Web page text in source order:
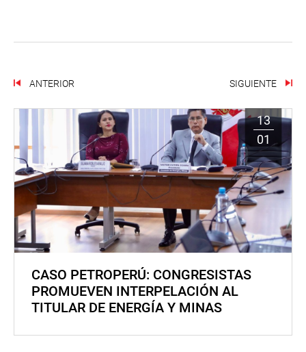
ANTERIOR SIGUIENTE
13
01
CASO PETROPERÚ: CONGRESISTAS
PROMUEVEN INTERPELACIÓN AL
TITULAR DE ENERGÍA Y MINAS